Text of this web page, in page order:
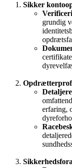
Sikker
grundig
erfaring,